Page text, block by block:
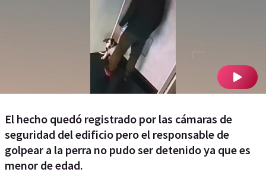
El hecho quedó registrado por las cámaras de
seguridad del edificio pero el responsable de
golpear a la perra no pudo ser detenido ya que es
menor de edad.